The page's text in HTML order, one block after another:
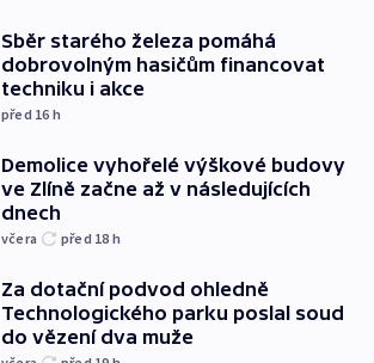
Sběr starého železa pomáhá
dobrovolným hasičům financovat
techniku i akce
před 16 h
Demolice vyhořelé výškové budovy
ve Zlíně začne až v následujících
dnech
včera před 18 h
Za dotační podvod ohledně
Technologického parku poslal soud
do vězení dva muže